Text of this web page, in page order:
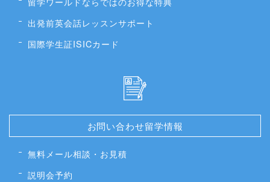
出発前英会話レッスンサポート
国際学生証ISICカード
お問い合わせ留学情報
無料メール相談・お見積
説明会予約